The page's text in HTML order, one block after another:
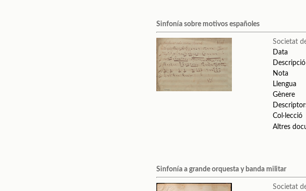
Sinfonía sobre motivos españoles
Societat
Data
Descripció
Nota
Llengua
Gènere
Col·lecció
Altres
Sinfonía a grande orquesta y banda militar
Societat